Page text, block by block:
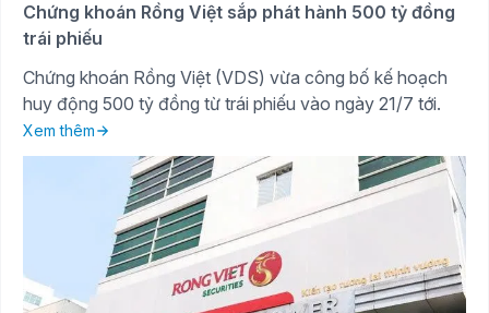
Chứng khoán Rồng Việt sắp phát hành 500 tỷ đồng
trái phiếu
Chứng khoán Rồng Việt (VDS) vừa công bố kế hoạch
huy động 500 tỷ đồng từ trái phiếu vào ngày 21/7 tới.
Xem thêm